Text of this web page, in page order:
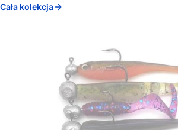
Cała kolekcja